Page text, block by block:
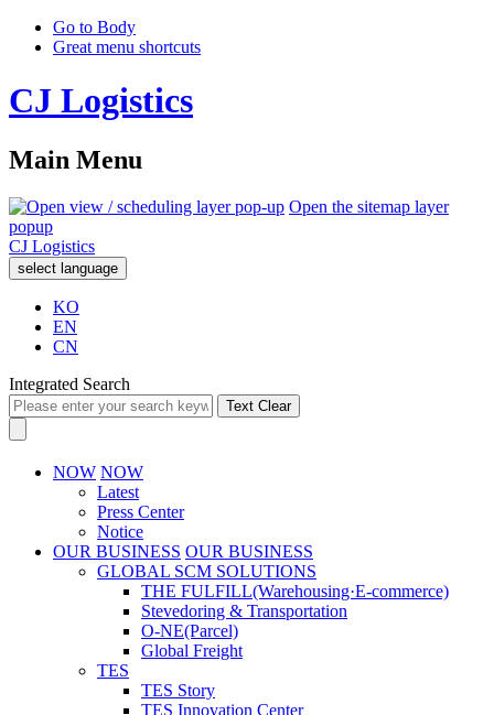
Go to Body
Great menu shortcuts
CJ Logistics
Main Menu
Open the sitemap layer
popup
CJ Logistics
select language
KO
EN
CN
Integrated Search
Text Clear
NOW NOW
Latest
Press Center
Notice
OUR BUSINESS OUR BUSINESS
GLOBAL SCM SOLUTIONS
THE FULFILL(Warehousing·E-commerce)
Stevedoring & Transportation
O-NE(Parcel)
Global Freight
TES
TES Story
TES Innovation Center